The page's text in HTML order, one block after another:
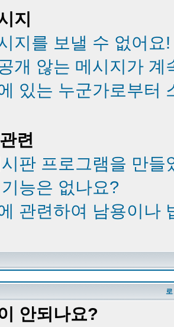
지
지를 보낼 수 없어요!
개 않는 메시지가 계
있는 누군가로부터
련
판 프로그램을 만들
능은 없나요?
관련하여 남용이나
안되나요?